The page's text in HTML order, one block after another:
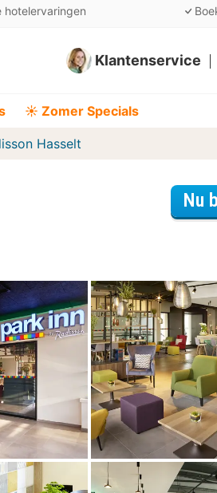
hotelervaringen
Klantenservice
☀️ Zomer Specials
Hasselt
Nu